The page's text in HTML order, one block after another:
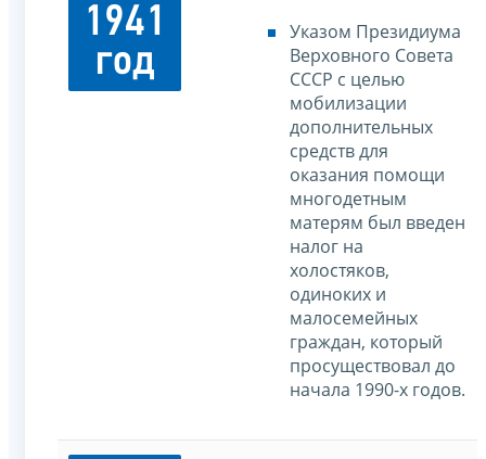
1941
год
Указом Президиума
Верховного Совета
СССР с целью
мобилизации
дополнительных
средств для
оказания помощи
многодетным
матерям был введен
налог на
холостяков,
одиноких и
малосемейных
граждан, который
просуществовал до
начала 1990-х годов.